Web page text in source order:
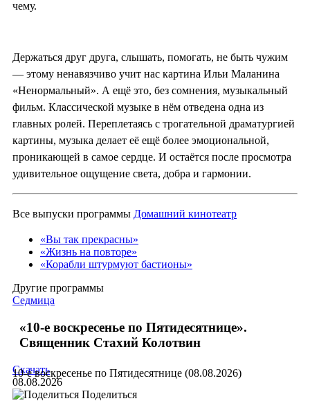
чему.
Держаться друг друга, слышать, помогать, не быть чужим
— этому ненавязчиво учит нас картина Ильи Маланина
«Ненормальный». А ещё это, без сомнения, музыкальный
фильм. Классической музыке в нём отведена одна из
главных ролей. Переплетаясь с трогательной драматургией
картины, музыка делает её ещё более эмоциональной,
проникающей в самое сердце. И остаётся после просмотра
удивительное ощущение света, добра и гармонии.
Все выпуски программы Домашний кинотеатр
«Вы так прекрасны»
«Жизнь на повторе»
«Корабли штурмуют бастионы»
Другие программы
Седмица
«10-е воскресенье по Пятидесятнице».
Священник Стахий Колотвин
10-е воскресенье по Пятидесятнице (08.08.2026)
Скачать
08.08.2026
Поделиться